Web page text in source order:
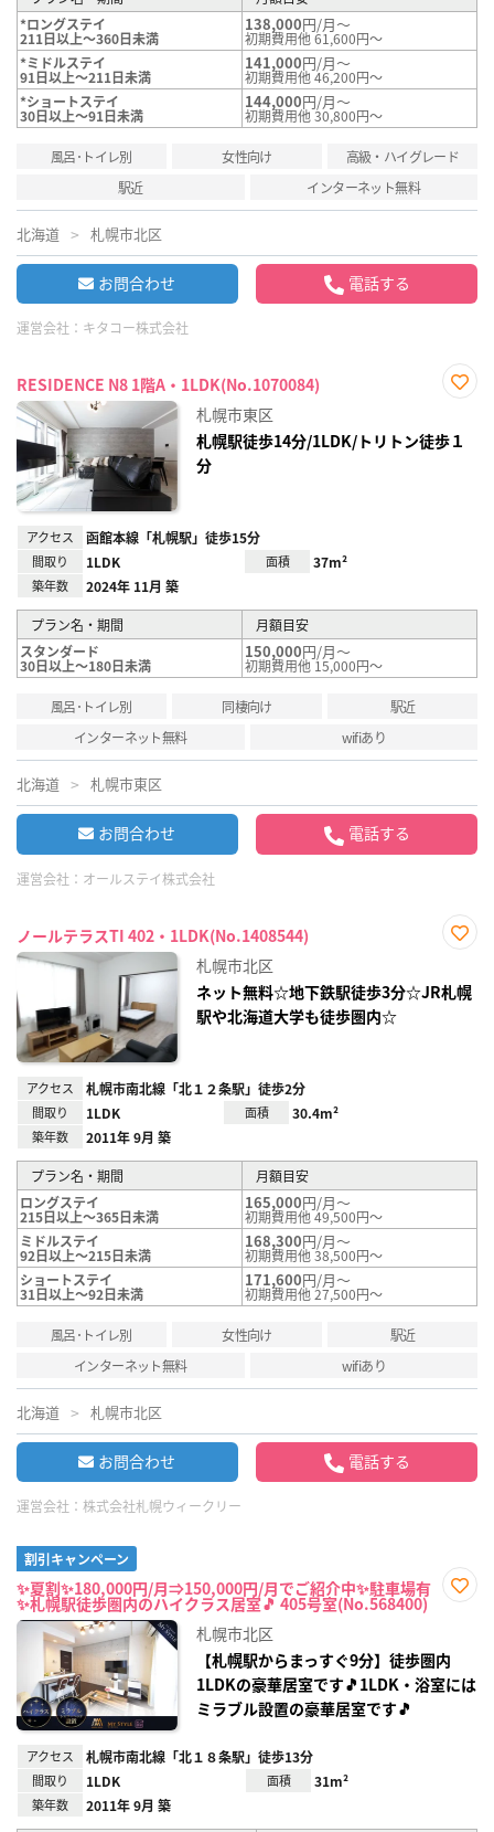
*ロングステイ
211日以上～360日未満
138,000円/月～
初期費用他 61,600円～
*ミドルステイ
91日以上～211日未満
141,000円/月～
初期費用他 46,200円～
*ショートステイ
30日以上～91日未満
144,000円/月～
初期費用他 30,800円～
風呂･トイレ別 女性向け
高級・ハイグレード
駅近
インターネット無料
北海道 札幌市北区
お問合わせ 電話する
運営会社： キタコー株式会社
RESIDENCE N8 1階A・1LDK(No.1070084)
り登
録
札幌市東区
札幌駅徒歩14分/1LDK/トリトン徒歩１
分
アクセス 函館本線「札幌駅」徒歩15分
間取り 1LDK 面積 37m²
築年数 2024年 11月 築
プラン名・期間
月額目安
スタンダード
30日以上～180日未満
150,000円/月～
初期費用他 15,000円～
風呂･トイレ別 同棲向け
駅近
インターネット無料
wifiあり
北海道 札幌市東区
お問合わせ 電話する
運営会社： オールステイ株式会社
ノールテラスTI 402・1LDK(No.1408544)
り登
録
札幌市北区
ネット無料☆地下鉄駅徒歩3分☆JR札幌
駅や北海道大学も徒歩圏内☆
アクセス 札幌市南北線「北１２条駅」徒歩2分
間取り 1LDK 面積 30.4m²
築年数 2011年 9月 築
プラン名・期間
月額目安
ロングステイ
215日以上～365日未満
165,000円/月～
初期費用他 49,500円～
ミドルステイ
92日以上～215日未満
168,300円/月～
初期費用他 38,500円～
ショートステイ
31日以上～92日未満
171,600円/月～
初期費用他 27,500円～
風呂･トイレ別 女性向け
駅近
インターネット無料
wifiあり
北海道 札幌市北区
お問合わせ 電話する
運営会社： 株式会社札幌ウィークリー
割引キャンペーン
✨夏割✨180,000円/月⇒150,000円/月でご紹介中✨駐車場有
✨札幌駅徒歩圏内のハイクラス居室🎵 405号室(No.568400)
録
札幌市北区
【札幌駅からまっすぐ9分】徒歩圏内
1LDKの豪華居室です🎵1LDK・浴室には
ミラブル設置の豪華居室です🎵
アクセス 札幌市南北線「北１８条駅」徒歩13分
間取り 1LDK 面積 31m²
築年数 2011年 9月 築